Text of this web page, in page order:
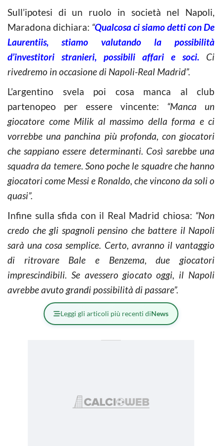
Sull’ipotesi di un ruolo in società nel Napoli,
Maradona dichiara: “Qualcosa ci siamo detti con De
Laurentiis, stiamo valutando la possibilità
d’investitori stranieri, possibili affari e soci. Ci
rivedremo in occasione di Napoli-Real Madrid”.
L’argentino svela poi cosa manca al club
partenopeo per essere vincente: “Manca un
giocatore come Milik al massimo della forma e ci
vorrebbe una panchina più profonda, con giocatori
che sappiano essere determinanti. Così sarebbe una
squadra da temere. Sono poche le squadre che hanno
giocatori come Messi e Ronaldo, che vincono da soli o
quasi”.
Infine sulla sfida con il Real Madrid chiosa: “Non
credo che gli spagnoli pensino che battere il Napoli
sarà una cosa semplice. Certo, avranno il vantaggio
di ritrovare Bale e Benzema, due giocatori
imprescindibili. Se avessero giocato oggi, il Napoli
avrebbe avuto grandi possibilità di passare”.
Leggi gli articoli più recenti diNews